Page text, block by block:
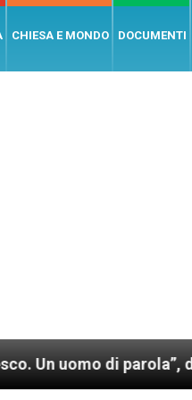
CHIESA E MONDO DOCUMENTI
di parola”, dietro le